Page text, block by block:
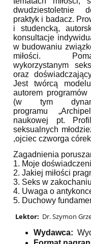
dwudziestoletnie
praktyk i badacz.
i studencką,
konsultacje
w budowaniu
miłości.
wykorzystanym
oraz
Jest twórcą
autorem programów
(w tym
programu
naukowej pt.
seksualnych
,ojciec czworga
Zagadnienia
1. Moje
2. Jakiej miłości
3. Seks w
4. Uwaga o
5. Duchowy
Lektor: Dr. Szymon
Wydawca: